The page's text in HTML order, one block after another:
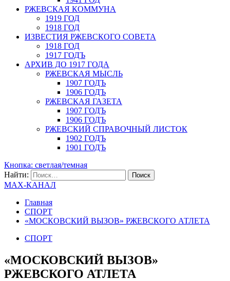
РЖЕВСКАЯ КОММУНА
1919 ГОД
1918 ГОД
ИЗВЕСТИЯ РЖЕВСКОГО СОВЕТА
1918 ГОД
1917 ГОДЪ
АРХИВ ДО 1917 ГОДА
РЖЕВСКАЯ МЫСЛЬ
1907 ГОДЪ
1906 ГОДЪ
РЖЕВСКАЯ ГАЗЕТА
1907 ГОДЪ
1906 ГОДЪ
РЖЕВСКИЙ СПРАВОЧНЫЙ ЛИСТОК
1902 ГОДЪ
1901 ГОДЪ
Кнопка: светлая/темная
Найти:
MAX-КАНАЛ
Главная
СПОРТ
«МОСКОВСКИЙ ВЫЗОВ» РЖЕВСКОГО АТЛЕТА
СПОРТ
«МОСКОВСКИЙ ВЫЗОВ»
РЖЕВСКОГО АТЛЕТА